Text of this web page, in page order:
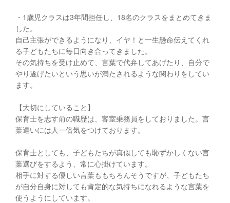
・1歳児クラスは3年間担任し、18名のクラスをまとめてきま
した。
自己主張ができるようになり、イヤ！と一生懸命伝えてくれ
る子どもたちに毎日向き合ってきました。
その気持ちを受け止めて、言葉で代弁してあげたり、自分で
やり遂げたいという思いが満たされるような関わりをしてい
ます。
【大切にしていること】
保育士を志す前の職歴は、客室乗務員をしておりました。言
葉遣いには人一倍気をつけております。
保育士としても、子どもたちが真似しても恥ずかしくない言
葉選びをするよう、常に心掛けています。
相手に対する優しい言葉ももちろんそうですが、子どもたち
が自分自身に対しても肯定的な気持ちになれるような言葉を
使うようにしています。